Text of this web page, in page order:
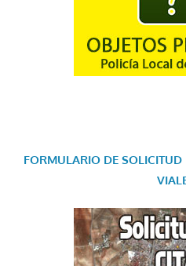
FORMULARIO DE SOLICITUD